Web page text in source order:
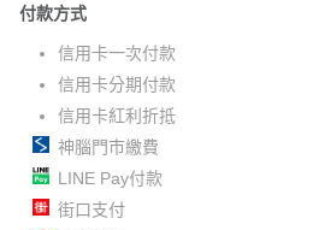
付款方式
信用卡一次付款
信用卡分期付款
信用卡紅利折抵
神腦門市繳費
LINE Pay付款
街口支付